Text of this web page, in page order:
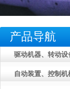
产品导航
驱动机器、转动设
自动装置、控制机